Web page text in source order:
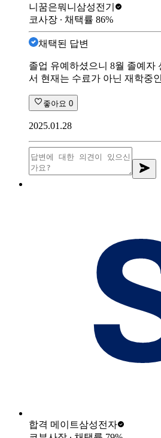
니꿈은뭐니 삼성전기
코사장 ∙ 채택률 86%
채택된 답변
졸업 유예하셨으니 8월 졸예자
서 현재는 수료가 아닌 재학중
좋아요 0
2025.01.28
합격 메이트삼성전자